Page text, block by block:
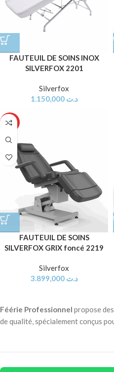
FAUTEUIL DE SOINS INOX
SILVERFOX 2201
Silverfox
د.ت 1.150,000
HOT
FAUTEUIL DE SOINS
SILVERFOX GRIX foncé 2219
Silverfox
د.ت 3.899,000
Féérie Professionnel propose
de qualité, spécialement conçus